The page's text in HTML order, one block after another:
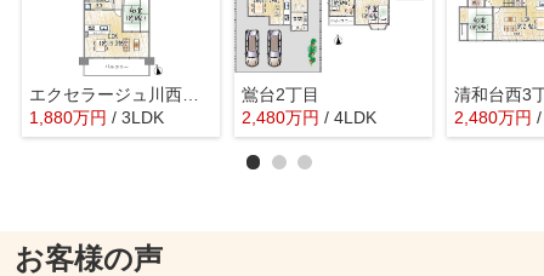
エクセラージュ川西うね野
1,880万円 / 3LDK
鴬台2丁目
2,480万円 / 4LDK
清和台西3
2,480万円
お客様の声